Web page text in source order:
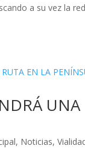
a su vez la
, Noticias,